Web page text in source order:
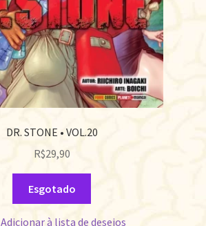
DR. STONE • VOL.20
R$29,90
Esgotado
Adicionar à lista de desejos